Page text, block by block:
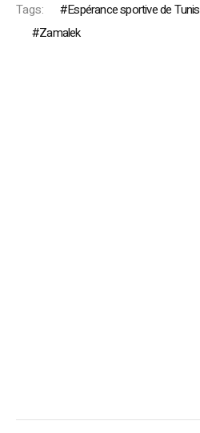
Tags: Espérance sportive de Tunis
Zamalek